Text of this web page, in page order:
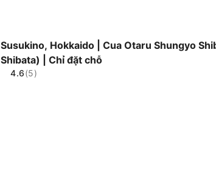
Susukino, Hokkaido | Cua Otaru Shungyo
Shibata) | Chỉ đặt chỗ
4.6(5)